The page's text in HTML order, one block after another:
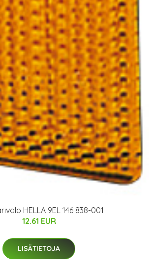
HELLA 9EL 146 838-001
12.61 EUR
LISÄTIETOJA